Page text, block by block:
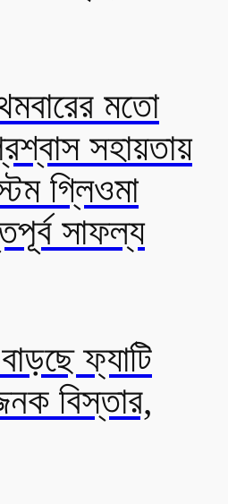
মতো
সহায়তায়
গ্লিওমা
সাফল্য
ফ্যাটি
বিস্তার,